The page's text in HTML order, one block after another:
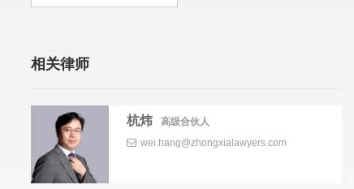
相关律师
杭炜
高级合伙人
wei.hang@zhongxialawyers.com